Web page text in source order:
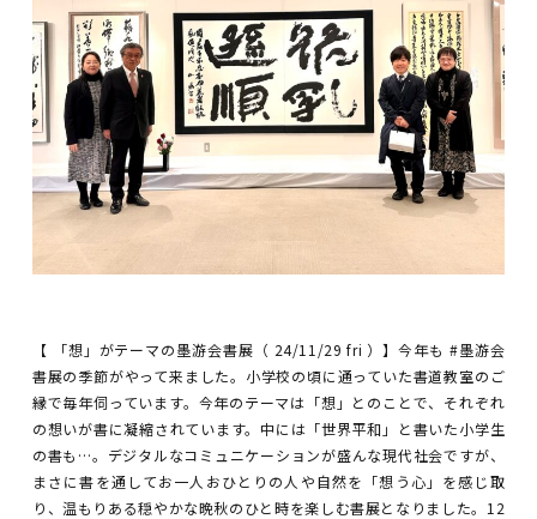
【 「想」がテーマの墨游会書展（ 24/11/29 fri ）】今年も #墨游会
書展の季節がやって来ました。小学校の頃に通っていた書道教室のご
縁で毎年伺っています。今年のテーマは「想」とのことで、それぞれ
の想いが書に凝縮されています。中には「世界平和」と書いた小学生
の書も…。デジタルなコミュニケーションが盛んな現代社会ですが、
まさに書を通してお一人おひとりの人や自然を「想う心」を感じ取
り、温もりある穏やかな晩秋のひと時を楽しむ書展となりました。12